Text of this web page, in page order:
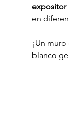
expositor
en
¡Un
blanco